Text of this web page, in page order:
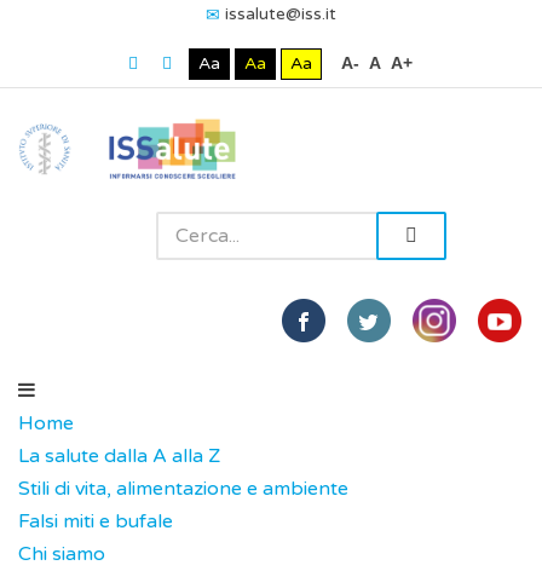
issalute@iss.it
Aa Aa Aa A- A A+
Home
La salute dalla A alla Z
Stili di vita, alimentazione e ambiente
Falsi miti e bufale
Chi siamo